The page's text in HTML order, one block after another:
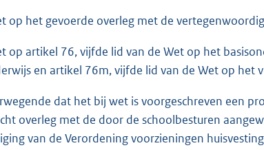
op het gevoerde overleg met de
op artikel 76, vijfde lid van de Wet op het
en artikel 76m, vijfde lid van de Wet op het
dat het bij wet is voorgeschreven een
overleg met de door de schoolbesturen
van de Verordening voorzieningen